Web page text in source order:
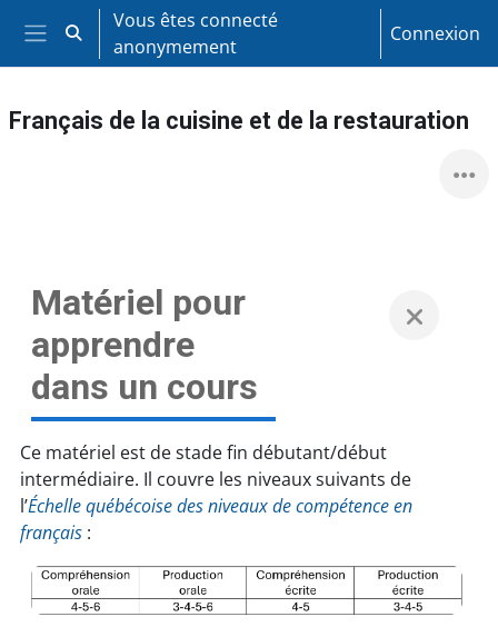
Passer au contenu principal
Panneau latéral
Activer/désactiver la saisie de recherche
Vous êtes connecté
anonymement
Connexion
Français de la cuisine et de la restauration
Matériel pour
apprendre
dans un cours
Ce matériel est de stade fin débutant/début
intermédiaire. Il couvre les niveaux suivants de
l’Échelle québécoise des niveaux de compétence en
français :